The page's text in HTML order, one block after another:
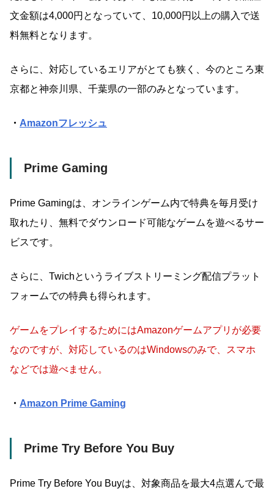
文金額は4,000円となっていて、10,000円以上の購入で送
料無料となります。
さらに、対応しているエリアがとても狭く、今のところ東
京都と神奈川県、千葉県の一部のみとなっています。
・ Amazonフレッシュ
Prime Gaming
Prime Gamingは、オンラインゲーム内で特典を毎月受け
取れたり、無料でダウンロード可能なゲームを遊べるサー
ビスです。
さらに、Twichというライブストリーミング配信プラット
フォームでの特典も得られます。
ゲームをプレイするためにはAmazonゲームアプリ が必要
なのですが、対応しているのはWindowsのみで、スマホ
などでは遊べません。
・ Amazon Prime Gaming
Prime Try Before You Buy
Prime Try Before You Buyは、対象商品を最大4点選んで最